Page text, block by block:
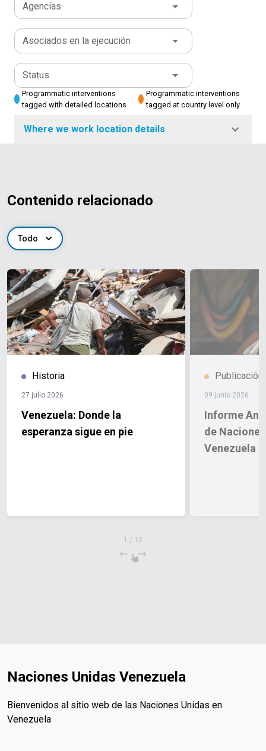
Agencias
Asociados en la ejecución
Status
Programmatic interventions
tagged with detailed locations
Programmatic interventions
tagged at country level only
Where we work location details
Contenido relacionado
Todo
Historia
27 julio 2026
Venezuela: Donde la
esperanza sigue en pie
Publicación
09 junio 2026
Informe
de
Venezuela
1 / 12
Naciones Unidas Venezuela
Bienvenidos al sitio web de las Naciones Unidas en
Venezuela